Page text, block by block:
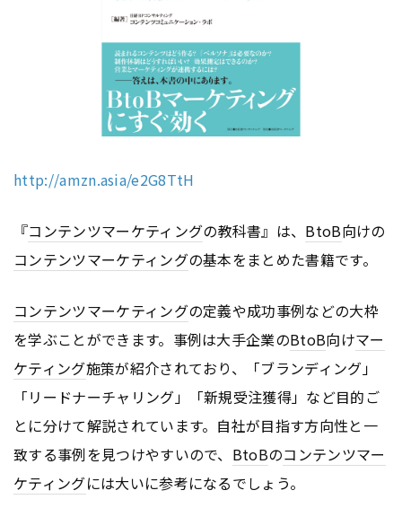
http://amzn.asia/e2G8TtH
『コンテンツマーケティングの教科書』は、 BtoB向けの
コンテンツマーケティングの基本をまとめた書籍です。
コンテンツマーケティングの定義や成功事例などの大枠
を学ぶことができます。事例は大手企業のBtoB向けマー
ケティング施策が紹介されており、「ブランディング」
「リードナーチャリング」「新規受注獲得」など目的ご
とに分けて解説されています。自社が目指す方向性と一
致する事例を見つけやすいので、 BtoBのコンテンツマー
ケティングには大いに参考になるでしょう。